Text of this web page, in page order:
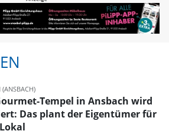
(ANSBACH)
Tempel in Ansbach wird
Das plant der Eigentümer für